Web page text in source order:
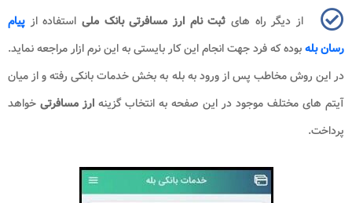
از دیگر راه های ثبت نام ارز مسافرتی بانک ملی استفاده از پیام
رسان بلهبوده که فرد جهت انجام این کار بایستی به این نرم ازار مراجعه نماید.
در این روش مخاطب پس از ورود به بله به بخش خدمات بانکی رفته و از میان
آیتم های مختلف موجود در این صفحه به انتخاب گزینه ارز مسافرتی خواهد
پرداخت.